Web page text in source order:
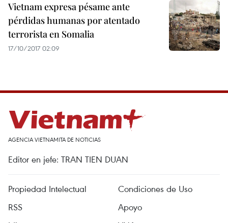
Vietnam expresa pésame ante
pérdidas humanas por atentado
terrorista en Somalia
17/10/2017 02:09
AGENCIA VIETNAMITA DE NOTICIAS
Editor en jefe: TRAN TIEN DUAN
Propiedad Intelectual
Condiciones de Uso
RSS
Apoyo